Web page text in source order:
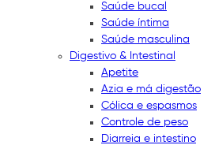
Saúde bucal
Saúde íntima
Saúde masculina
Digestivo & Intestinal
Apetite
Azia e má digestão
Cólica e espasmos
Controle de peso
Diarreia e intestino